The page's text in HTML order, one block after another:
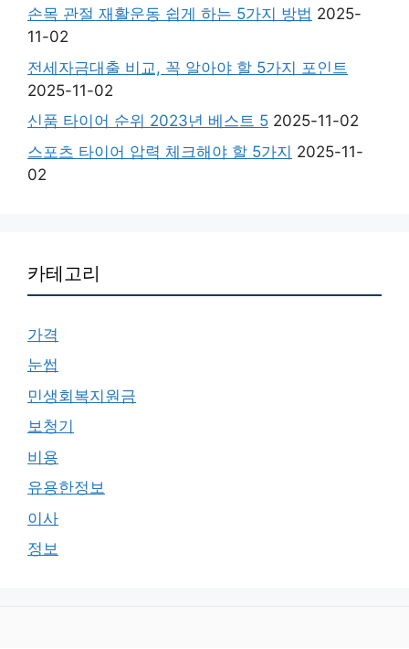
손목 관절 재활운동 쉽게 하는 5가지 방법 2025-
11-02
전세자금대출 비교, 꼭 알아야 할 5가지 포인트
2025-11-02
신품 타이어 순위 2023년 베스트 5 2025-11-02
스포츠 타이어 압력 체크해야 할 5가지 2025-11-
02
카테고리
가격
눈썹
민생회복지원금
보청기
비용
유용한정보
이사
정보